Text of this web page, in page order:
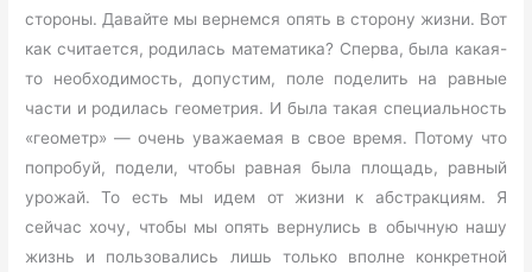
стороны. Давайте мы вернемся опять в сторону жизни. Вот
как считается, родилась математика? Сперва, была какая-
то необходимость, допустим, поле поделить на равные
части и родилась геометрия. И была такая специальность
«геометр» — очень уважаемая в свое время. Потому что
попробуй, подели, чтобы равная была площадь, равный
урожай. То есть мы идем от жизни к абстракциям. Я
сейчас хочу, чтобы мы опять вернулись в обычную нашу
жизнь и пользовались лишь только вполне конкретной